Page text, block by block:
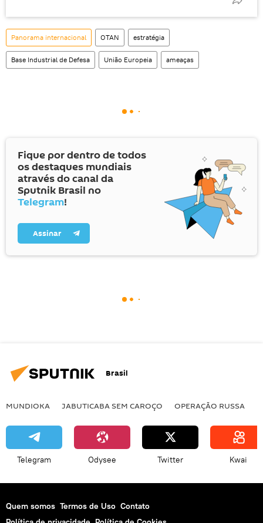
Panorama internacional OTAN estratégia
Base Industrial de Defesa União Europeia ameaças
Fique por dentro de todos
os destaques mundiais
através do canal da
Sputnik Brasil no
Telegram!
Assinar
Brasil
MUNDIOKA JABUTICABA SEM CAROÇO OPERAÇÃO RUSSA
Telegram Odysee Twitter Kwai
Quem somos Termos de Uso Contato